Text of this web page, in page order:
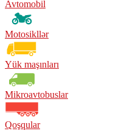
Avtomobil
Motosikllər
Yük maşınları
Mikroavtobuslar
Qoşqular